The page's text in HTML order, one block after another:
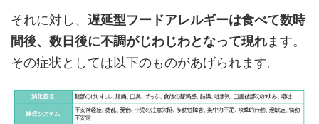
それに対し、 遅延型フードアレルギーは食べて数時
間後、数日後に不調がじわじわとなって現れます。
その症状としては以下のものがあげられます。